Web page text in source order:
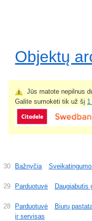
Objektų
Jūs matote nepilnus
Galite sumokėti tik už šį
30 Bažnyčia
29 Parduotuvė Daugiabutis
28 Parduotuvė
Biurų
ir servisas